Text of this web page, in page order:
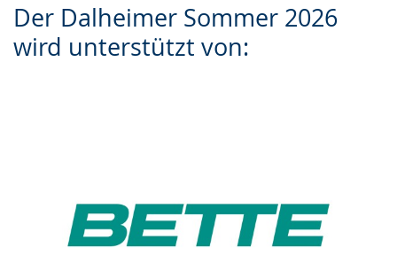
Der Dalheimer Sommer 2026
wird unterstützt von:
Leichten
Sprache
Audio-
Unterstützung.
Video
in